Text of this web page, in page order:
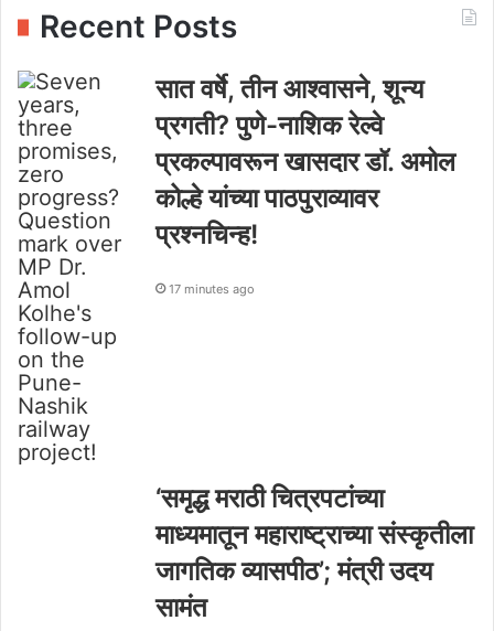
Recent Posts
सात वर्षे, तीन आश्वासने, शून्य
प्रगती? पुणे-नाशिक रेल्वे
प्रकल्पावरून खासदार डॉ. अमोल
कोल्हे यांच्या पाठपुराव्यावर
प्रश्नचिन्ह!
17 minutes ago
‘समृद्ध मराठी चित्रपटांच्या
माध्यमातून महाराष्ट्राच्या संस्कृतीला
जागतिक व्यासपीठ’; मंत्री उदय
सामंत